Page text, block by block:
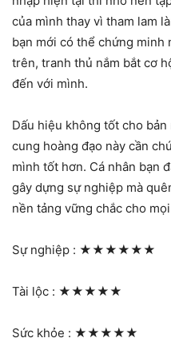
của mình thay vì tham lam
bạn mới có thể chứng minh
trên, tranh thủ nắm bắt cơ
đến với mình.
Dấu hiệu không tốt cho
cung hoàng đạo này cần
mình tốt hơn. Cá nhân bạn
gây dựng sự nghiệp mà
nền tảng vững chắc cho
Sự nghiệp : ★★★★★★
Tài lộc : ★★★★★
Sức khỏe : ★★★★★